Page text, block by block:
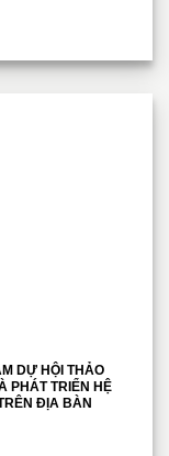
DỰ HỘI THẢO
PHÁT TRIỂN HỆ
ĐỊA BÀN